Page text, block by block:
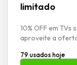
limitado
10% OFF em TVs
aproveite a
79 usados hoje